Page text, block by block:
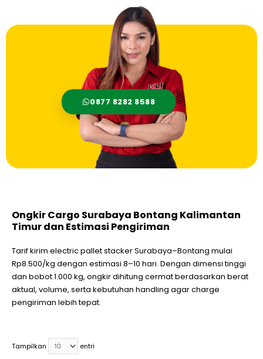
0877 8282 8588
Ongkir Cargo Surabaya Bontang Kalimantan
Timur dan Estimasi Pengiriman
Tarif kirim electric pallet stacker Surabaya–Bontang mulai
Rp8.500/kg dengan estimasi 8–10 hari. Dengan dimensi tinggi
dan bobot 1.000 kg, ongkir dihitung cermat berdasarkan berat
aktual, volume, serta kebutuhan handling agar charge
pengiriman lebih tepat.
Tampilkan entri